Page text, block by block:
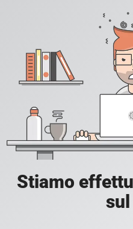
Stiamo